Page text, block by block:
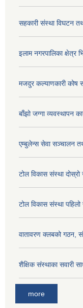
सहकारी संस्था विघटन
इलाम नगरपालिका क्षेत्र
मजदुर कल्याणकारी कोष
बाँझो जग्गा व्यवस्थापन
एम्बुलेन्स सेवा सञ्चालन
टोल विकास संस्था
टोल विकास संस्था
वातावरण क्लबको गठन,
शैक्षिक संस्थाका सवारी
more